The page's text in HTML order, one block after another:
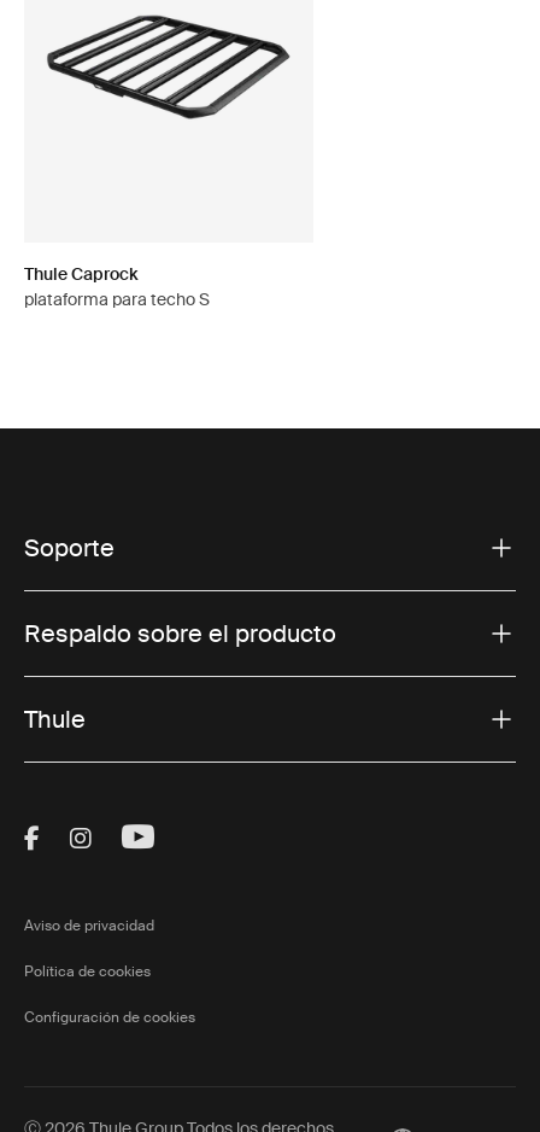
Thule Caprock
plataforma para techo S
Soporte
Respaldo sobre el producto
Thule
Visit Thule on Facebook (external link)
Visit Thule on Instagram (external link)
Visit Thule on Youtube (external
Aviso de privacidad
Política de cookies
Configuración de cookies